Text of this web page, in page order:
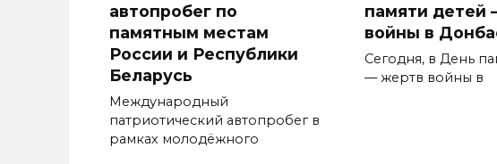
автопробег по
памятным местам
России и Республики
Беларусь
Международный
патриотический автопробег в
рамках молодёжного
памяти детей
войны в
Сегодня, в День
— жертв войны в